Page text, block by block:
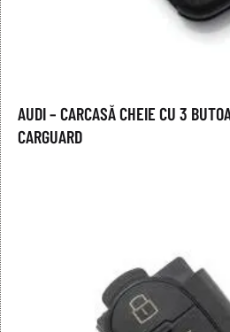
AUDI – CARCASĂ CHEIE CU 3
CARGUARD